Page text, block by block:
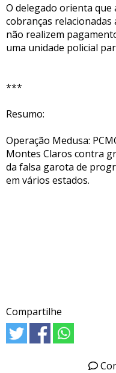
O delegado orienta que
cobranças
não realizem
uma unidade policial
***
Resumo:
Operação Medusa:
Montes Claros contra
da falsa garota de
em vários estados.
Compartilhe